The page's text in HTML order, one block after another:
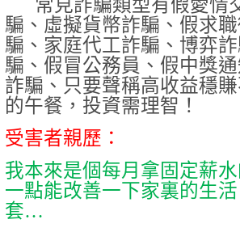
常見詐騙類型有假愛情
騙、虛擬貨幣詐騙、假求
騙、家庭代工詐騙、博弈
騙、假冒公務員、假中獎
詐騙、只要聲稱高收益穩
的午餐，投資需理智！
受害者親歷：
我本來是個每月拿固定薪
一點能改善一下家裏的生
套…